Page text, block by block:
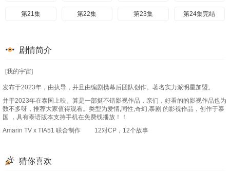
第21集 第22集 第23集 第24集完结
剧情简介
[我的宇宙]
发布于2023年，由执导，并且由编剧携幕后团队创作。著名实力派明星加盟。
并于2023年在泰国上映。算是一部挺不错影视作品，亲们，好看的的影视作品也为
数不多呀，推荐大家值得观看。类型为爱情,同性,奇幻,泰剧 的影视作品，创作于泰
国 ，具有泰语版本支持手机在免费线播放！！
Amarin TV x TIA51 联合制作 12对CP，12个故事
猜你喜欢